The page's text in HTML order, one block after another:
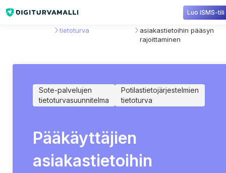
Luo ISMS-tili
tietoturva
asiakastietoihin pääsyn
rajoittaminen
Sote-palvelujen
tietoturvasuunnitelma
Potilastietojärjestelmien
tietoturva
Pääkäyttäjien
asiakastietoihin